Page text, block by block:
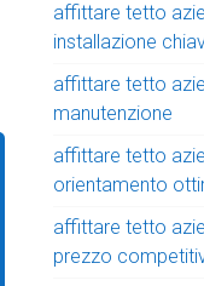
affittare tetto
installazione
affittare tetto
manutenzione
affittare tetto
orientamento
affittare tetto
prezzo